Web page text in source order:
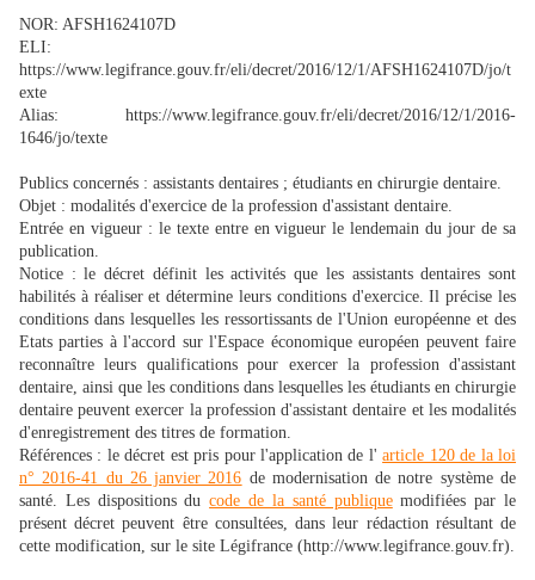
NOR: AFSH1624107D
ELI:
https://www.legifrance.gouv.fr/eli/decret/2016/12/1/AFSH1624107D/jo/t
exte
Alias: https://www.legifrance.gouv.fr/eli/decret/2016/12/1/2016-
1646/jo/texte
Publics concernés : assistants dentaires ; étudiants en chirurgie dentaire.
Objet : modalités d'exercice de la profession d'assistant dentaire.
Entrée en vigueur : le texte entre en vigueur le lendemain du jour de sa
publication.
Notice : le décret définit les activités que les assistants dentaires sont
habilités à réaliser et détermine leurs conditions d'exercice. Il précise les
conditions dans lesquelles les ressortissants de l'Union européenne et des
Etats parties à l'accord sur l'Espace économique européen peuvent faire
reconnaître leurs qualifications pour exercer la profession d'assistant
dentaire, ainsi que les conditions dans lesquelles les étudiants en chirurgie
dentaire peuvent exercer la profession d'assistant dentaire et les modalités
d'enregistrement des titres de formation.
Références : le décret est pris pour l'application de l'article 120 de la loi
n° 2016-41 du 26 janvier 2016 de modernisation de notre système de
santé. Les dispositions ducode de la santé publiquemodifiées par le
présent décret peuvent être consultées, dans leur rédaction résultant de
cette modification, sur le site Légifrance (http://www.legifrance.gouv.fr).